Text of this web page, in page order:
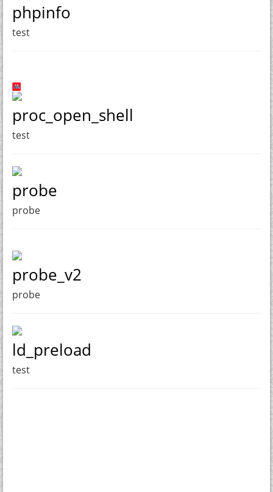
phpinfo
test
proc_open_shell
test
probe
probe
probe_v2
probe
ld_preload
test